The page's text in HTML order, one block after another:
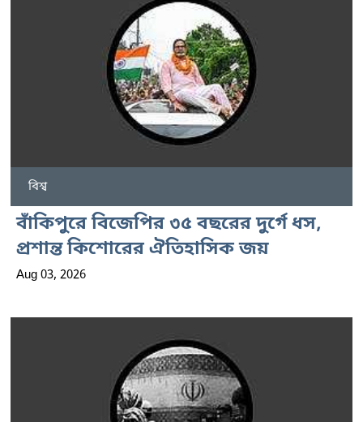
বিশ্ব
বাঁকিপুরে বিজেপির ৩৫ বছরের দুর্গে ধস,
প্রশান্ত কিশোরের ঐতিহাসিক জয়
Aug 03, 2026